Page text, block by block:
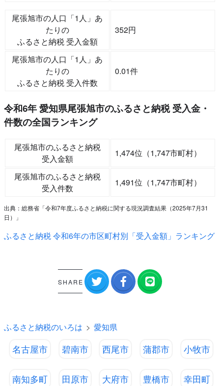
尾張旭市の人口「1人」あ
たりの
ふるさと納税 受入金額
352円
尾張旭市の人口「1人」あ
たりの
ふるさと納税 受入件数
0.01件
令和6年 愛知県尾張旭市のふるさと納税 受入金・
件数の全国ランキング
尾張旭市のふるさと納税
受入金額
1,474位（1,747市町村）
尾張旭市のふるさと納税
受入件数
1,491位（1,747市町村）
出典：総務省「令和7年度ふるさと納税に関する現況調査結果（2025年7月31
日）」
ふるさと納税 令和6年の市区町村別「受入金額」ランキング
SHARE
ふるさと納税のいろは 愛知県
名古屋市 碧南市 西尾市 蒲郡市 小牧市
南知多町 田原市 大府市 豊橋市 幸田町